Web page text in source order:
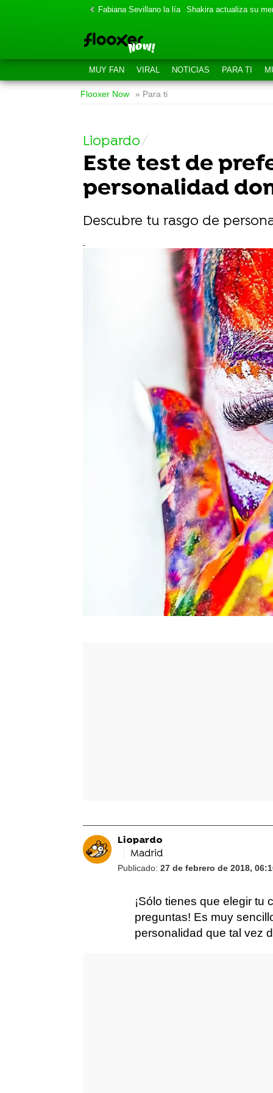
Fabiana Sevillano la lía Shakira actualiza su
MUY FAN VIRAL NOTICIAS PARA TI
Flooxer Now » Para ti
Liopardo
Este test de
personalidad
Descubre tu rasgo de
-
Liopardo
Madrid
Publicado: 27 de febrero de 2018,
¡Sólo tienes que elegir tu
preguntas! Es muy
personalidad que tal vez